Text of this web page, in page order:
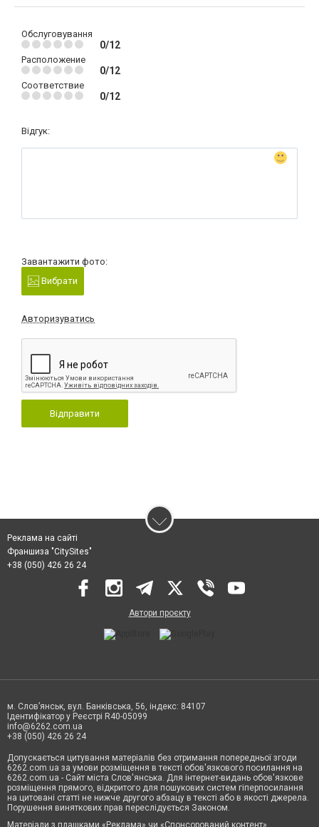
Обслуговування
0/12
Расположение
0/12
Соответствие
0/12
Відгук:
Завантажити фото:
Вибрати
Авторизуватись
Відправити
Реклама на сайті
Франшиза "CitySites"
+38 (050) 426 26 24
Автори проєкту
м. Слов’янськ, вул. Банківська, 56, індекс: 84107
Ідентифікатор у Реєстрі R40-05099
info@6262.com.ua
+38 (050) 426 26 24
Допускається цитування матеріалів без отримання попередньої згоди
6262.com.ua за умови розміщення в тексті обов'язкового посилання на
6262.com.ua - Сайт міста Слов'янська. Для інтернет-видань обов'язкове
розміщення прямого, відкритого для пошукових систем гіперпосилання
на цитовані статті не нижче другого абзацу в тексті або в якості джерела.
Порушення виняткових прав переслідується Законом.
Матеріали з плашками «Реклама» чи «Спонсорований контент»